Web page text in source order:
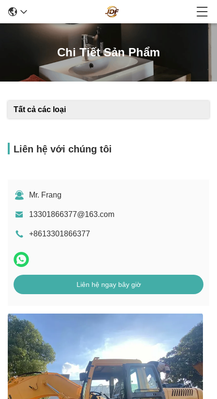
Chi Tiết Sản Phẩm
Tất cả các loại
Liên hệ với chúng tôi
Mr. Frang
13301866377@163.com
+8613301866377
Liên hệ ngay bây giờ